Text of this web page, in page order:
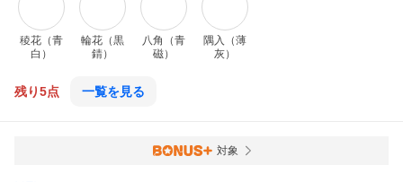
稜花（青
白）
輪花（黒
錆）
八角（青
磁）
隅入（薄
灰）
残り5点 一覧を見る
対象